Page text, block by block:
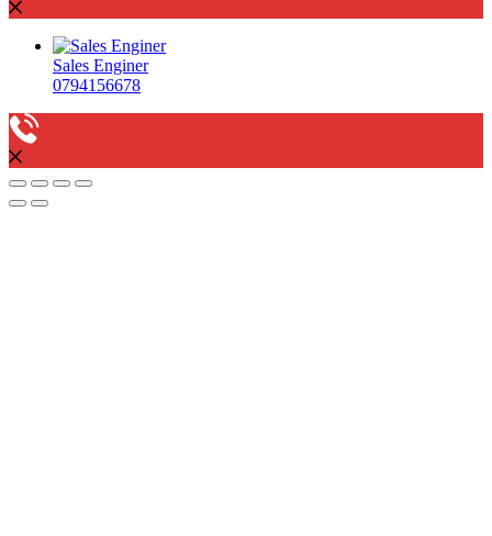
Sales Enginer
0794156678